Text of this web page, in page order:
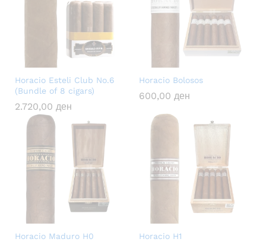
Horacio Esteli Club No.6
(Bundle of 8 cigars)
2.720,00 ден
Horacio Bolosos
600,00 ден
Horacio Maduro H0 Horacio H1